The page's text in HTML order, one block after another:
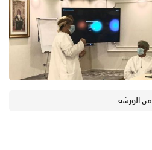
من الورشة